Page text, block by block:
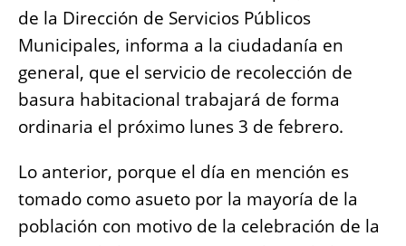
b
o
o
k
A
p
p
n
g
er
Li
n
k
de la Dirección de Servicios Públicos
Municipales, informa a la ciudadanía en
general, que el servicio de recolección de
basura habitacional trabajará de forma
ordinaria el próximo lunes 3 de febrero.
Lo anterior, porque el día en mención es
tomado como asueto por la mayoría de la
población con motivo de la celebración de la